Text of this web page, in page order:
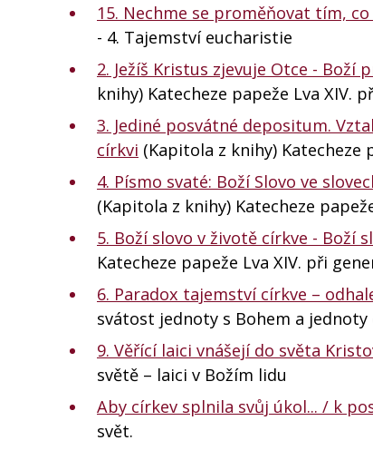
15. Nechme se proměňovat tím, co
- 4. Tajemství eucharistie
2. Ježíš Kristus zjevuje Otce -
knihy) Katecheze papeže Lva XIV.
3. Jediné posvátné depositum.
církvi (Kapitola z knihy) Katecheze
4. Písmo svaté: Boží Slovo ve
(Kapitola z knihy) Katecheze
5. Boží slovo v životě církve - Boží
Katecheze papeže Lva XIV. při
6. Paradox tajemství církve –
svátost jednoty s Bohem a
9. Věřící laici vnášejí do světa
světě – laici v Božím lidu
Aby církev splnila svůj úkol... / k
svět.